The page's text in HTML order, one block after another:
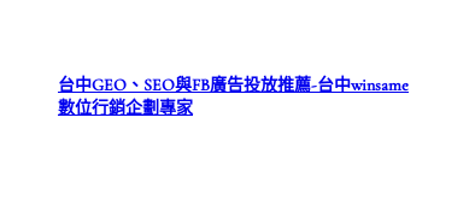
台中GEO、SEO與FB廣告投放推薦-台中winsame
數位行銷企劃專家